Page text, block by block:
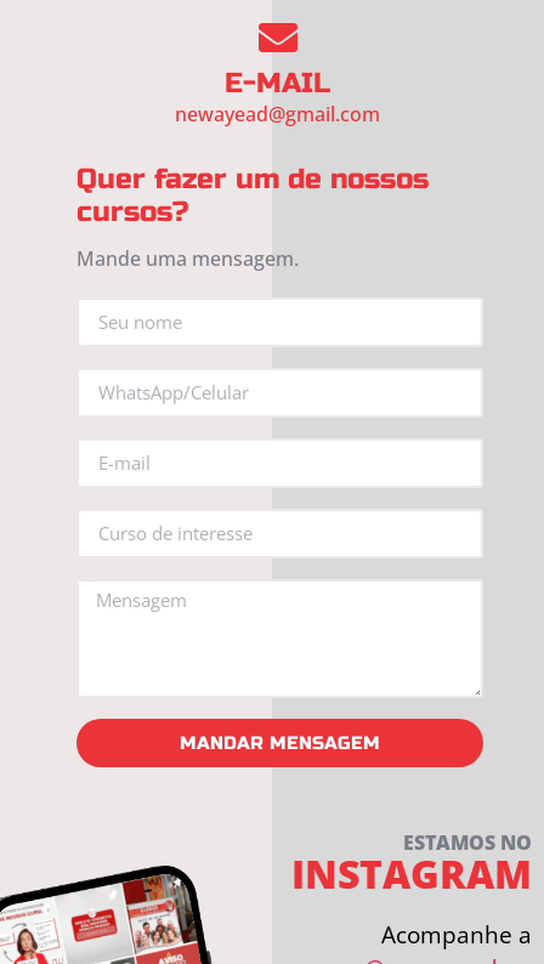
E-MAIL
newayead@gmail.com
Quer fazer um de nossos
cursos?
Mande uma mensagem.
MANDAR MENSAGEM
ESTAMOS NO
INSTAGRAM
Acompanhe a